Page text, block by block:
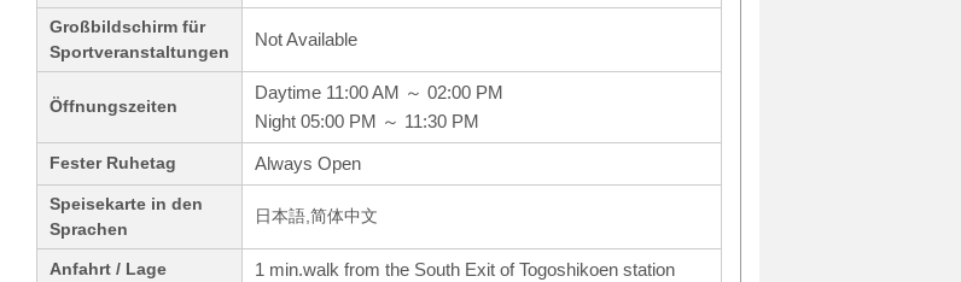
Großbildschirm für
Sportveranstaltungen
Not Available
Öffnungszeiten
Daytime 11:00 AM ～ 02:00 PM
Night 05:00 PM ～ 11:30 PM
Fester Ruhetag Always Open
Speisekarte in den
Sprachen
日本語,简体中文
Anfahrt / Lage 1 min.walk from the South Exit of Togoshikoen station